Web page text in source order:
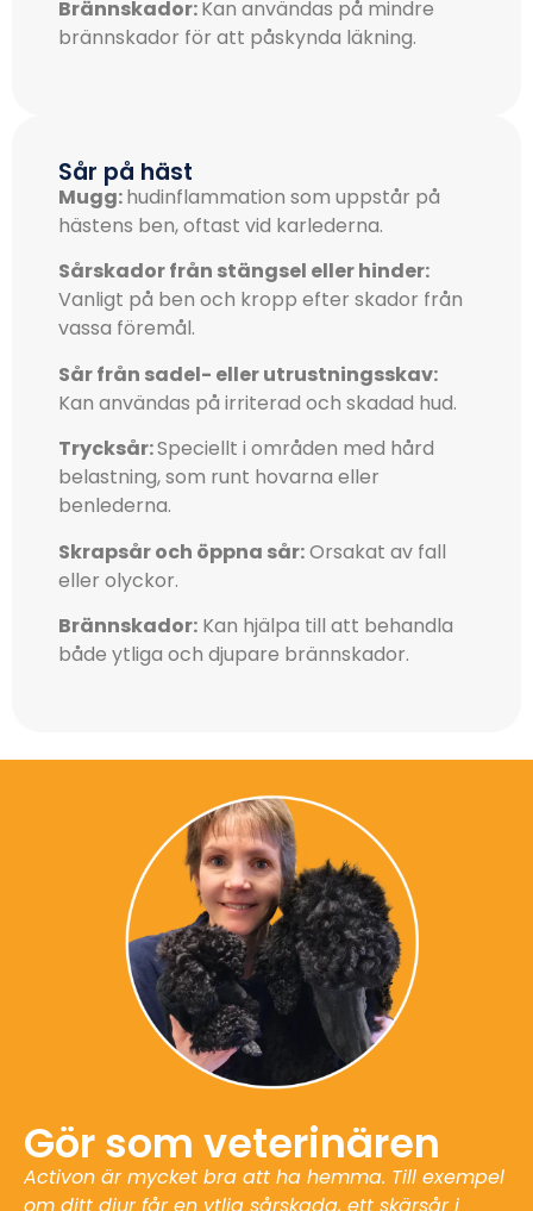
Brännskador:Kan användas på mindre
brännskador för att påskynda läkning.
Sår på häst
Mugg:hudinflammation som uppstår på
hästens ben, oftast vid karlederna.
Sårskador från stängsel eller hinder:
Vanligt på ben och kropp efter skador från
vassa föremål.
Sår från sadel- eller utrustningsskav:
Kan användas på irriterad och skadad hud.
Trycksår:Speciellt i områden med hård
belastning, som runt hovarna eller
benlederna.
Skrapsår och öppna sår:Orsakat av fall
eller olyckor.
Brännskador:Kan hjälpa till att behandla
både ytliga och djupare brännskador.
Gör som veterinären
Activon är mycket bra att ha hemma. Till exempel
om ditt djur får en ytlig sårskada, ett skärsår i